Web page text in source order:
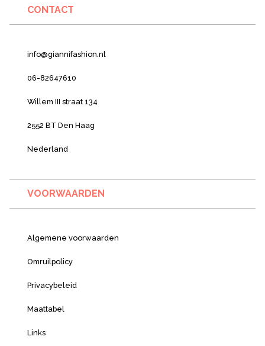
CONTACT
info@giannifashion.nl
06-82647610
Willem III straat 134
2552 BT Den Haag
Nederland
VOORWAARDEN
Algemene voorwaarden
Omruilpolicy
Privacybeleid
Maattabel
Links